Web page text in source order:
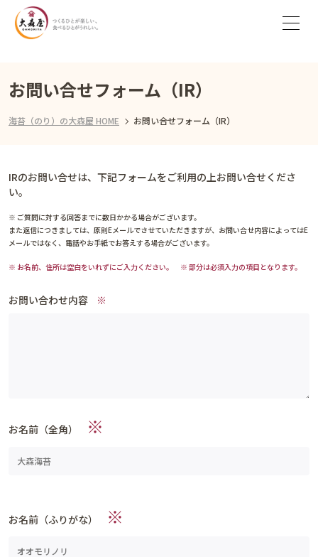
お問い合せフォーム（IR）
海苔（のり）の大森屋 HOME お問い合せフォーム（IR）
IRのお問い合せは、下記フォームをご利用の上お問い合せくださ
い。
※ ご質問に対する回答までに数日かかる場合がございます。
また返信につきましては、原則Eメールでさせていただきますが、お問い合せ内容によってはE
メールではなく、電話やお手紙でお答えする場合がございます。
※ お名前、住所は空白をいれずにご入力ください。 ※ 部分は必須入力の項目となります。
お問い合わせ内容 ※
お名前（全角） ※
お名前（ふりがな） ※